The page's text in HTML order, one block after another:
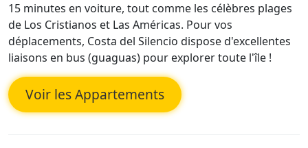
15 minutes en voiture, tout comme les célèbres plages
de Los Cristianos et Las Américas. Pour vos
déplacements, Costa del Silencio dispose d'excellentes
liaisons en bus (guaguas) pour explorer toute l'île !
Voir les Appartements